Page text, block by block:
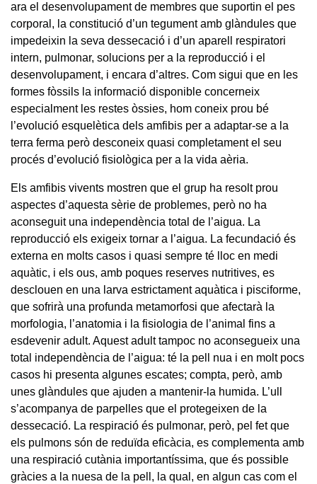
ara el desenvolupament de membres que suportin el pes
corporal, la constitució d’un tegument amb glàndules que
impedeixin la seva dessecació i d’un aparell respiratori
intern, pulmonar, solucions per a la reproducció i el
desenvolupament, i encara d’altres. Com sigui que en les
formes fòssils la informació disponible concerneix
especialment les restes òssies, hom coneix prou bé
l’evolució esquelètica dels amfibis per a adaptar-se a la
terra ferma però desconeix quasi completament el seu
procés d’evolució fisiològica per a la vida aèria.
Els amfibis vivents mostren que el grup ha resolt prou
aspectes d’aquesta sèrie de problemes, però no ha
aconseguit una independència total de l’aigua. La
reproducció els exigeix tornar a l’aigua. La fecundació és
externa en molts casos i quasi sempre té lloc en medi
aquàtic, i els ous, amb poques reserves nutritives, es
desclouen en una larva estrictament aquàtica i pisciforme,
que sofrirà una profunda metamorfosi que afectarà la
morfologia, l’anatomia i la fisiologia de l’animal fins a
esdevenir adult. Aquest adult tampoc no aconsegueix una
total independència de l’aigua: té la pell nua i en molt pocs
casos hi presenta algunes escates; compta, però, amb
unes glàndules que ajuden a mantenir-la humida. L’ull
s’acompanya de parpelles que el protegeixen de la
dessecació. La respiració és pulmonar, però, pel fet que
els pulmons són de reduïda eficàcia, es complementa amb
una respiració cutània importantíssima, que és possible
gràcies a la nuesa de la pell, la qual, en algun cas com el